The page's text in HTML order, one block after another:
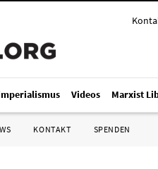
Videos Marxist
KONTAKT SPENDEN